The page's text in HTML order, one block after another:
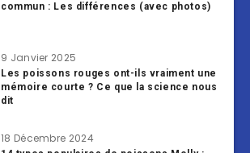
commun : Les différences (avec photos)
9 Janvier 2025
Les poissons rouges ont-ils vraiment une
mémoire courte ? Ce que la science nous
dit
18 Décembre 2024